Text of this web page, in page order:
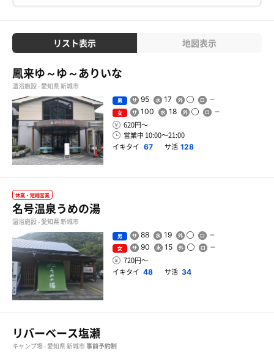
リスト表示 地図表示
鳳来ゆ～ゆ～ありいな
温浴施設 - 愛知県 新城市
男 95 17
女 100 18
620円〜
営業中 10:00〜21:00
イキタイ 67 サ活 128
休業・短縮営業
名号温泉うめの湯
温浴施設 - 愛知県 新城市
男 88 19
女 90 15
720円〜
イキタイ 48 サ活 34
リバーベース塩瀬
キャンプ場 - 愛知県 新城市事前予約制